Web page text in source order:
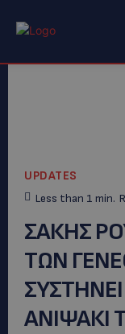
UPDATES
Less than 1 min.
ΣΑΚΗΣ
ΤΩΝ
ΑΝIΨΑΚΙ